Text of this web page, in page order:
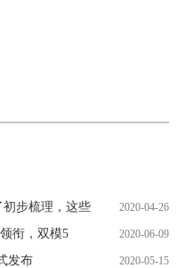
步梳理，这些 2020-04-26
衔，双模5 2020-06-09
发布 2020-05-15